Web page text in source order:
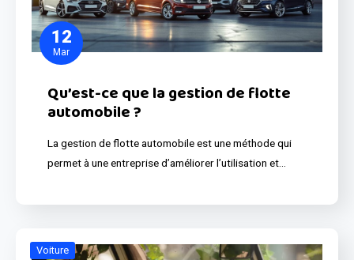
12
Mar
Qu’est-ce que la gestion de flotte
automobile ?
La gestion de flotte automobile est une méthode qui
permet à une entreprise d’améliorer l’utilisation et…
Voiture